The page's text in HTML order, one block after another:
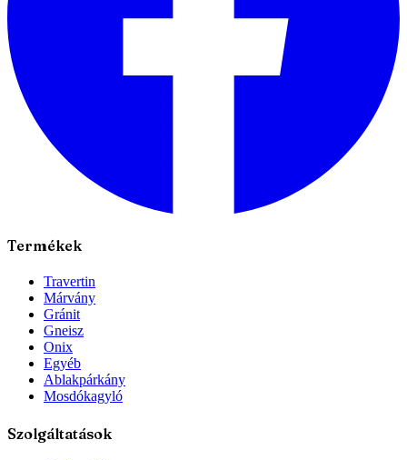
Termékek
Travertin
Márvány
Gránit
Gneisz
Onix
Egyéb
Ablakpárkány
Mosdókagyló
Szolgáltatások